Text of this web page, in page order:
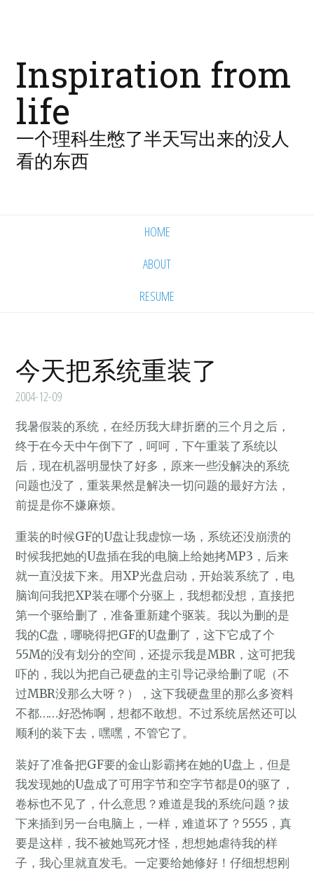
Inspiration from
life
一个理科生憋了半天写出来的没人
看的东西
HOME
ABOUT
RESUME
今天把系统重装了
2004-12-09
我暑假装的系统，在经历我大肆折磨的三个月之后，
终于在今天中午倒下了，呵呵，下午重装了系统以
后，现在机器明显快了好多，原来一些没解决的系统
问题也没了，重装果然是解决一切问题的最好方法，
前提是你不嫌麻烦。
重装的时候GF的U盘让我虚惊一场，系统还没崩溃的
时候我把她的U盘插在我的电脑上给她拷MP3，后来
就一直没拔下来。用XP光盘启动，开始装系统了，电
脑询问我把XP装在哪个分驱上，我想都没想，直接把
第一个驱给删了，准备重新建个驱装。我以为删的是
我的C盘，哪晓得把GF的U盘删了，这下它成了个
55M的没有划分的空间，还提示我是MBR，这可把我
吓的，我以为把自己硬盘的主引导记录给删了呢（不
过MBR没那么大呀？），这下我硬盘里的那么多资料
不都……好恐怖啊，想都不敢想。不过系统居然还可以
顺利的装下去，嘿嘿，不管它了。
装好了准备把GF要的金山影霸拷在她的U盘上，但是
我发现她的U盘成了可用字节和空字节都是0的驱了，
卷标也不见了，什么意思？难道是我的系统问题？拔
下来插到另一台电脑上，一样，难道坏了？5555，真
要是这样，我不被她骂死才怪，想想她虐待我的样
子，我心里就直发毛。一定要给她修好！仔细想想刚